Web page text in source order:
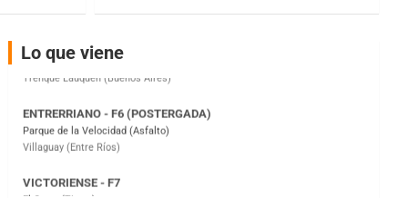
Lo que viene
Parque de la Velocidad (Asfalto)
VICTORIENSE - F7
El Cerro (Tierra)
Victoria (Entre Ríos)
PATAGONICO - F6
Moto Club Reginense (Tierra)